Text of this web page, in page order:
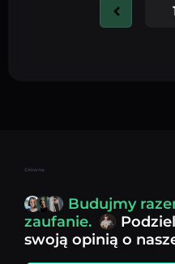
Główna
Budujmy
zaufanie.
swoją opinią o